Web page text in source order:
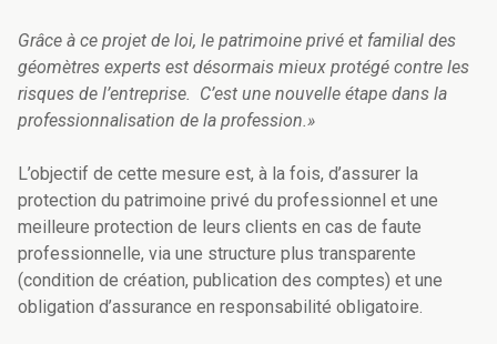
Grâce à ce projet de loi, le patrimoine privé et familial des
géomètres experts est désormais mieux protégé contre les
risques de l’entreprise. C’est une nouvelle étape dans la
professionnalisation de la profession.»
L’objectif de cette mesure est, à la fois, d’assurer la
protection du patrimoine privé du professionnel et une
meilleure protection de leurs clients en cas de faute
professionnelle, via une structure plus transparente
(condition de création, publication des comptes) et une
obligation d’assurance en responsabilité obligatoire.